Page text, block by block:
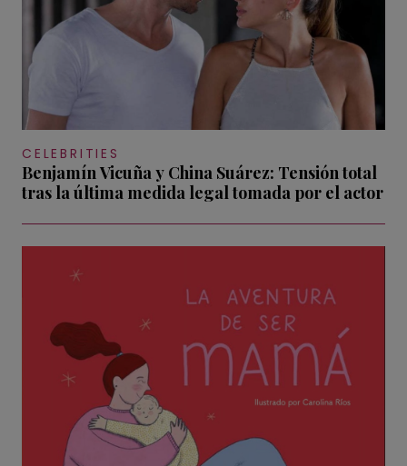
CELEBRITIES
Benjamín Vicuña y China Suárez: Tensión total
tras la última medida legal tomada por el actor